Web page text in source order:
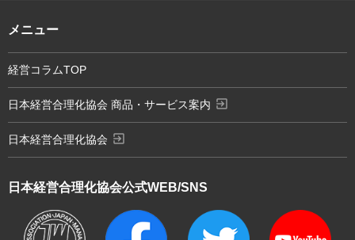
日本経営合理化協会公式WEB/SNS
メニュー
経営コラムTOP
日本経営合理化協会 商品・サービス案内 exit_to_app
日本経営合理化協会 exit_to_app